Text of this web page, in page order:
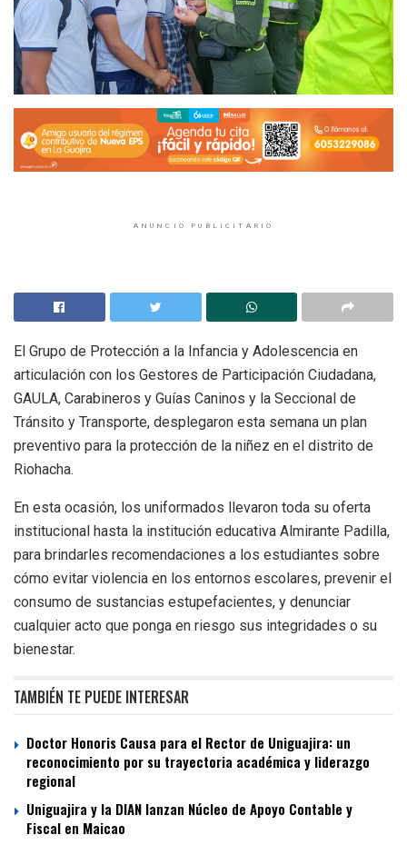
ANUNCIO PUBLICITARIO
El Grupo de Protección a la Infancia y Adolescencia en
articulación con los Gestores de Participación Ciudadana,
GAULA, Carabineros y Guías Caninos y la Seccional de
Tránsito y Transporte, desplegaron esta semana un plan
preventivo para la protección de la niñez en el distrito de
Riohacha.
En esta ocasión, los uniformados llevaron toda su oferta
institucional hasta la institución educativa Almirante Padilla,
para brindarles recomendaciones a los estudiantes sobre
cómo evitar violencia en los entornos escolares, prevenir el
consumo de sustancias estupefacientes, y denunciar
cualquier acto que ponga en riesgo sus integridades o su
bienestar.
TAMBIÉN TE PUEDE INTERESAR
Doctor Honoris Causa para el Rector de Uniguajira: un
reconocimiento por su trayectoria académica y liderazgo
regional
Uniguajira y la DIAN lanzan Núcleo de Apoyo Contable y
Fiscal en Maicao